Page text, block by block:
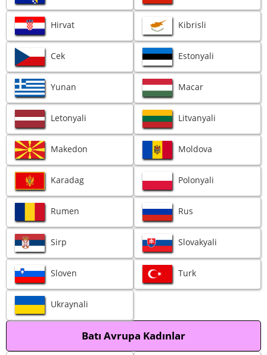
Hirvat Kibrisli
Cek Estonyali
Yunan Macar
Letonyali Litvanyali
Makedon Moldova
Karadag Polonyali
Rumen Rus
Sirp Slovakyali
Sloven Turk
Ukraynali
Batı Avrupa Kadınlar